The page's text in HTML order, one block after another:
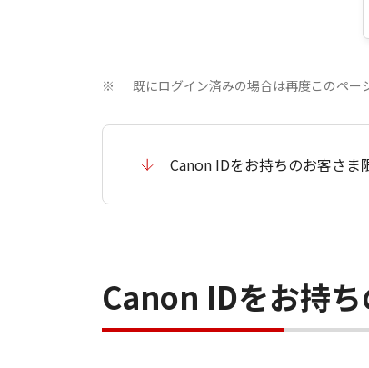
※ 既にログイン済みの場合は再度このペー
Canon IDをお持ちのお客さま
Canon IDをお持